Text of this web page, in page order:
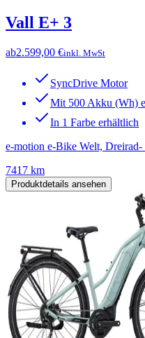
Vall E+ 3
ab2.599,00 €inkl. MwSt
SyncDrive Motor
Mit 500 Akku (Wh)
In 1 Farbe erhältlich
e-motion e-Bike Welt,
7417 km
Produktdetails ansehen